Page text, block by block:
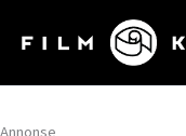
rett
innholdet
Annonse